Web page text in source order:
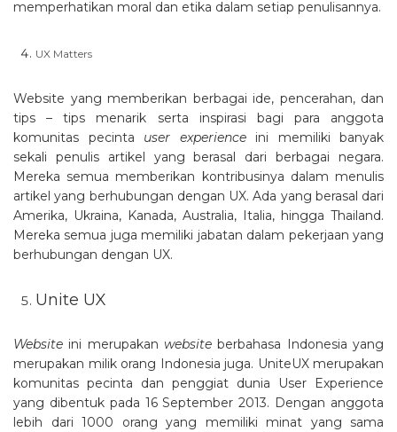
memperhatikan moral dan etika dalam setiap penulisannya.
UX Matters
Website yang memberikan berbagai ide, pencerahan, dan
tips – tips menarik serta inspirasi bagi para anggota
komunitas pecinta user experienceini memiliki banyak
sekali penulis artikel yang berasal dari berbagai negara.
Mereka semua memberikan kontribusinya dalam menulis
artikel yang berhubungan dengan UX. Ada yang berasal dari
Amerika, Ukraina, Kanada, Australia, Italia, hingga Thailand.
Mereka semua juga memiliki jabatan dalam pekerjaan yang
berhubungan dengan UX.
Unite UX
Website ini merupakan website berbahasa Indonesia yang
merupakan milik orang Indonesia juga. UniteUX merupakan
komunitas pecinta dan penggiat dunia User Experience
yang dibentuk pada 16 September 2013. Dengan anggota
lebih dari 1000 orang yang memiliki minat yang sama